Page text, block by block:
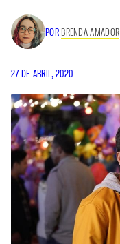
POR BRENDA AMADOR
27 DE ABRIL, 2020